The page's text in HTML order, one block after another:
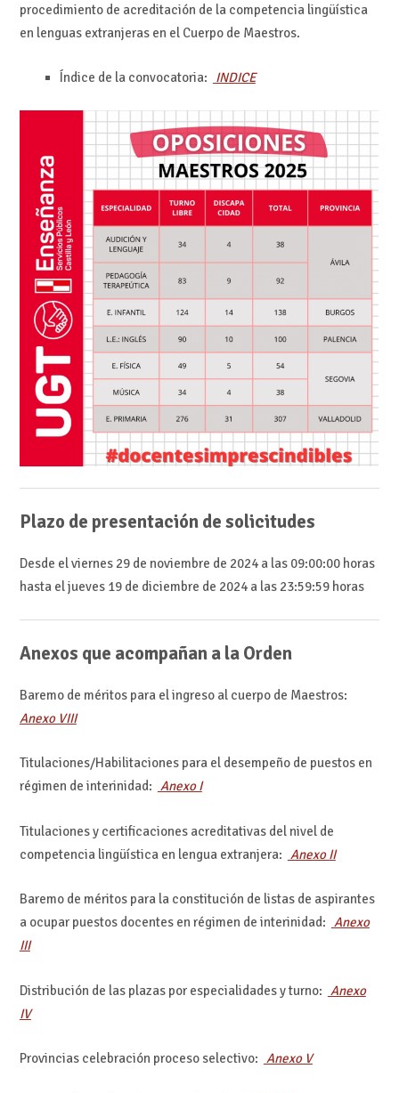
procedimiento de acreditación de la competencia lingüística
en lenguas extranjeras en el Cuerpo de Maestros.
Índice de la convocatoria: INDICE
Plazo de presentación de solicitudes
Desde el viernes 29 de noviembre de 2024 a las 09:00:00 horas
hasta el jueves 19 de diciembre de 2024 a las 23:59:59 horas
Anexos que acompañan a la Orden
Baremo de méritos para el ingreso al cuerpo de Maestros:
Anexo VIII
Titulaciones/Habilitaciones para el desempeño de puestos en
régimen de interinidad: Anexo I
Titulaciones y certificaciones acreditativas del nivel de
competencia lingüística en lengua extranjera: Anexo II
Baremo de méritos para la constitución de listas de aspirantes
a ocupar puestos docentes en régimen de interinidad: Anexo
III
Distribución de las plazas por especialidades y turno:
Anexo
IV
Provincias celebración proceso selectivo: Anexo V